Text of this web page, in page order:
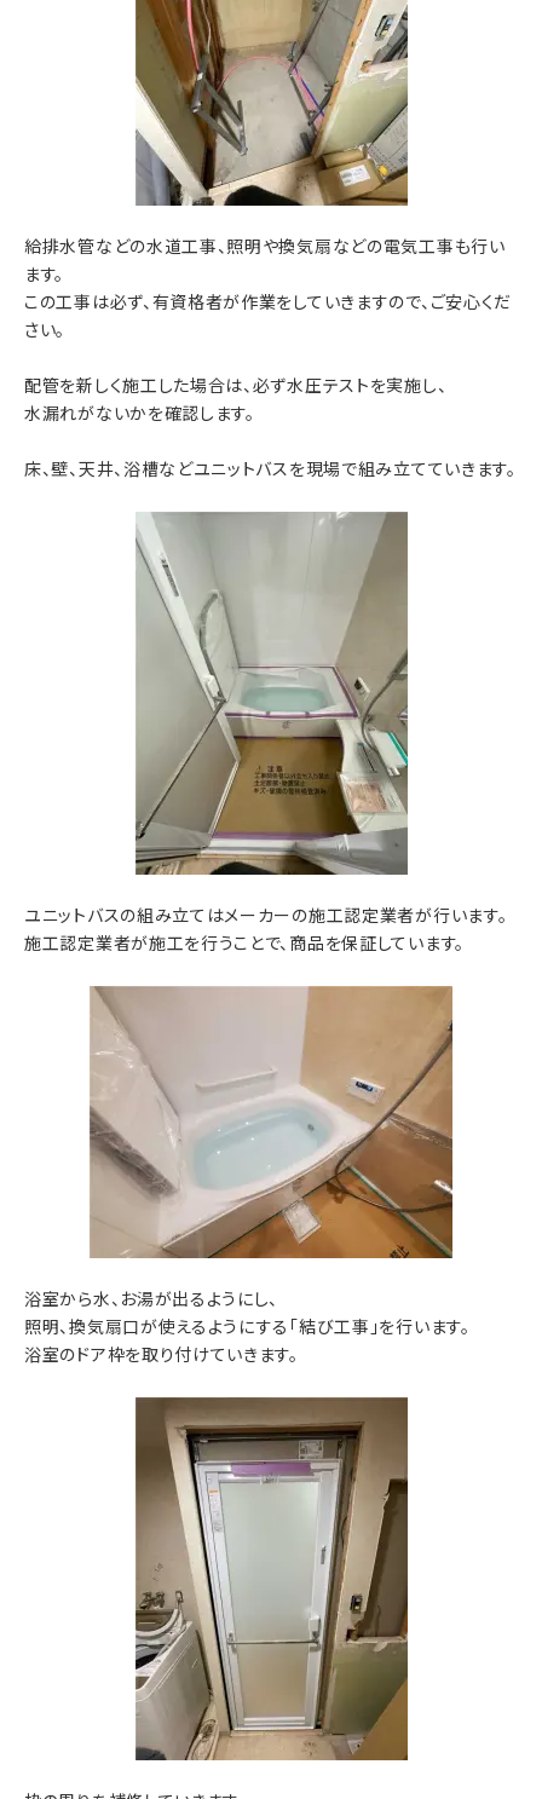
給排水管などの水道工事、照明や換気扇などの電気工事も行い
ます。
この工事は必ず、有資格者が作業をしていきますので、ご安心くだ
さい。
配管を新しく施工した場合は、必ず水圧テストを実施し、
水漏れがないかを確認します。
床、壁、天井、浴槽などユニットバスを現場で組み立てていきます。
ユニットバスの組み立てはメーカーの施工認定業者が行います。
施工認定業者が施工を行うことで、商品を保証しています。
浴室から水、お湯が出るようにし、
照明、換気扇口が使えるようにする「結び工事」を行います。
浴室のドア枠を取り付けていきます。